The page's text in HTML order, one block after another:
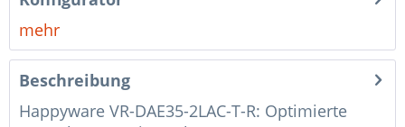
mehr
Beschreibung
Happyware VR-DAE35-2LAC-T-R: Optimierte